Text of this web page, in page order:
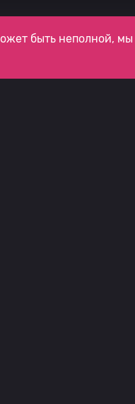
быть неполной, мы